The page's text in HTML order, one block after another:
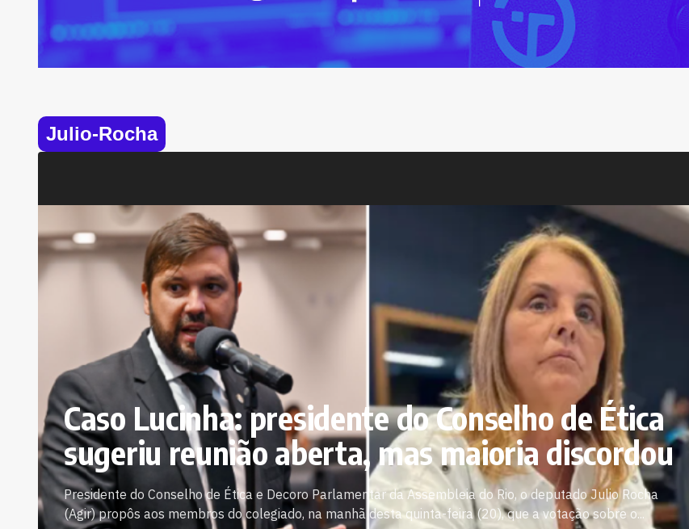
Julio-Rocha
Caso Lucinha: presidente do Conselho de Ética
sugeriu reunião aberta, mas maioria discordou
Presidente do Conselho de Ética e Decoro Parlamentar da Assembleia do Rio, o deputado Julio Rocha
(Agir) propôs aos membros do colegiado, na manhã desta quinta-feira (20), que a votação sobre o...